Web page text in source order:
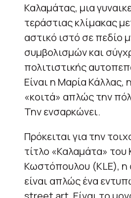
Καλαμάτας, μια
τεράστιας κλίμακας
αστικό ιστό σε πεδίο
συμβολισμών και
πολιτιστικής
Είναι η Μαρία Κάλλας,
«κοιτά» απλώς την
Την ενσαρκώνει.
Πρόκειται για την
τίτλο «Καλαμάτα» του
Κωστόπουλου (KLE), η
είναι απλώς ένα